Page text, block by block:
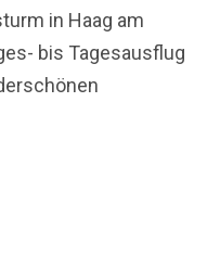
in Haag am
bis Tagesausflug